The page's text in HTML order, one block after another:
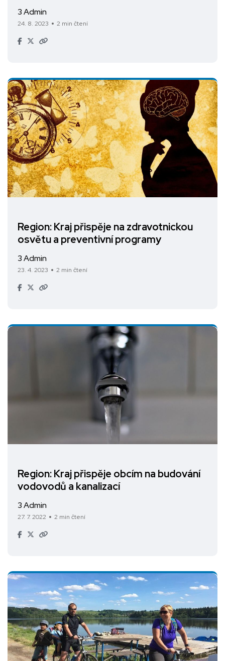
3 Admin
24. 8. 2023 2 min čtení
Region: Kraj přispěje na zdravotnickou
osvětu a preventivní programy
3 Admin
23. 4. 2023 2 min čtení
Region: Kraj přispěje obcím na budování
vodovodů a kanalizací
3 Admin
27. 7. 2022 2 min čtení